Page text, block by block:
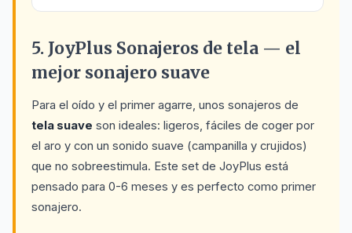
5. JoyPlus Sonajeros de tela — el
mejor sonajero suave
Para el oído y el primer agarre, unos sonajeros de
tela suave son ideales: ligeros, fáciles de coger por
el aro y con un sonido suave (campanilla y crujidos)
que no sobreestimula. Este set de JoyPlus está
pensado para 0-6 meses y es perfecto como primer
sonajero.